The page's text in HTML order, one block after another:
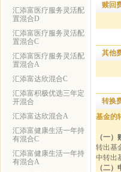
汇添富医疗服务灵活配
置混合D
汇添富医疗服务灵活配
置混合C
汇添富医疗服务灵活配
置混合A
汇添富达欣混合C
汇添富积极优选三年定
开混合
汇添富达欣混合A
汇添富健康生活一年持
有混合C
汇添富健康生活一年持
有混合A
赎回
其他
转换
基金的
（一）
转出基
中转出
（二）